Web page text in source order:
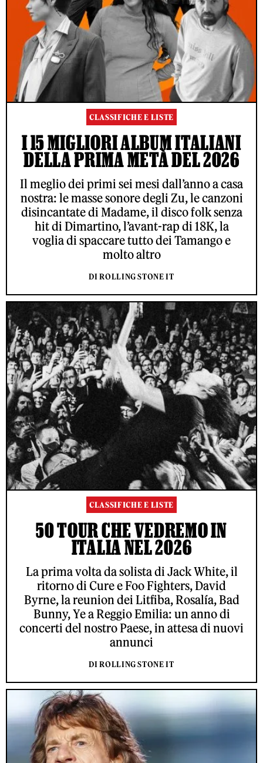
CLASSIFICHE E LISTE
I 15 MIGLIORI ALBUM ITALIANI
DELLA PRIMA METÀ DEL 2026
Il meglio dei primi sei mesi dall’anno a casa
nostra: le masse sonore degli Zu, le canzoni
disincantate di Madame, il disco folk senza
hit di Dimartino, l’avant-rap di 18K, la
voglia di spaccare tutto dei Tamango e
molto altro
DI ROLLING STONE IT
CLASSIFICHE E LISTE
50 TOUR CHE VEDREMO IN
ITALIA NEL 2026
La prima volta da solista di Jack White, il
ritorno di Cure e Foo Fighters, David
Byrne, la reunion dei Litfiba, Rosalía, Bad
Bunny, Ye a Reggio Emilia: un anno di
concerti del nostro Paese, in attesa di nuovi
annunci
DI ROLLING STONE IT